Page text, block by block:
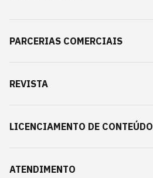
PARCERIAS COMERCIAIS
REVISTA
LICENCIAMENTO DE CONTEÚDO
ATENDIMENTO